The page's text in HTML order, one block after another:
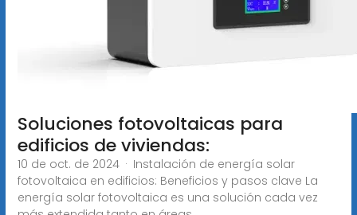
Soluciones fotovoltaicas para
edificios de viviendas:
10 de oct. de 2024 · Instalación de energía solar
fotovoltaica en edificios: Beneficios y pasos clave La
energía solar fotovoltaica es una solución cada vez